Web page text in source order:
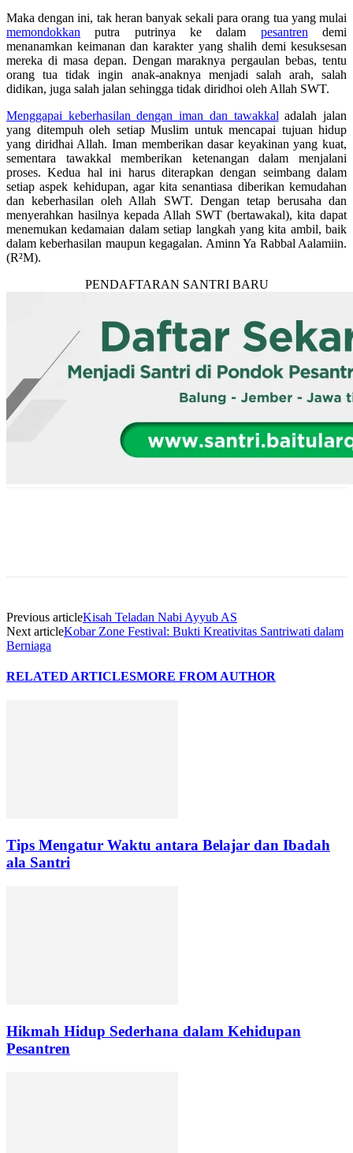
Maka dengan ini, tak heran banyak sekali para orang tua yang mulai
memondokkan putra putrinya ke dalam pesantren demi
menanamkan keimanan dan karakter yang shalih demi kesuksesan
mereka di masa depan. Dengan maraknya pergaulan bebas, tentu
orang tua tidak ingin anak-anaknya menjadi salah arah, salah
didikan, juga salah jalan sehingga tidak diridhoi oleh Allah SWT.
Menggapai keberhasilan dengan iman dan tawakkal adalah jalan
yang ditempuh oleh setiap Muslim untuk mencapai tujuan hidup
yang diridhai Allah. Iman memberikan dasar keyakinan yang kuat,
sementara tawakkal memberikan ketenangan dalam menjalani
proses. Kedua hal ini harus diterapkan dengan seimbang dalam
setiap aspek kehidupan, agar kita senantiasa diberikan kemudahan
dan keberhasilan oleh Allah SWT. Dengan tetap berusaha dan
menyerahkan hasilnya kepada Allah SWT (bertawakal), kita dapat
menemukan kedamaian dalam setiap langkah yang kita ambil, baik
dalam keberhasilan maupun kegagalan. Aminn Ya Rabbal Aalamiin.
(R²M).
PENDAFTARAN SANTRI BARU
Previous articleKisah Teladan Nabi Ayyub AS
Next articleKobar Zone Festival: Bukti Kreativitas Santriwati dalam
Berniaga
RELATED ARTICLESMORE FROM AUTHOR
Tips Mengatur Waktu antara Belajar dan Ibadah
ala Santri
Hikmah Hidup Sederhana dalam Kehidupan
Pesantren